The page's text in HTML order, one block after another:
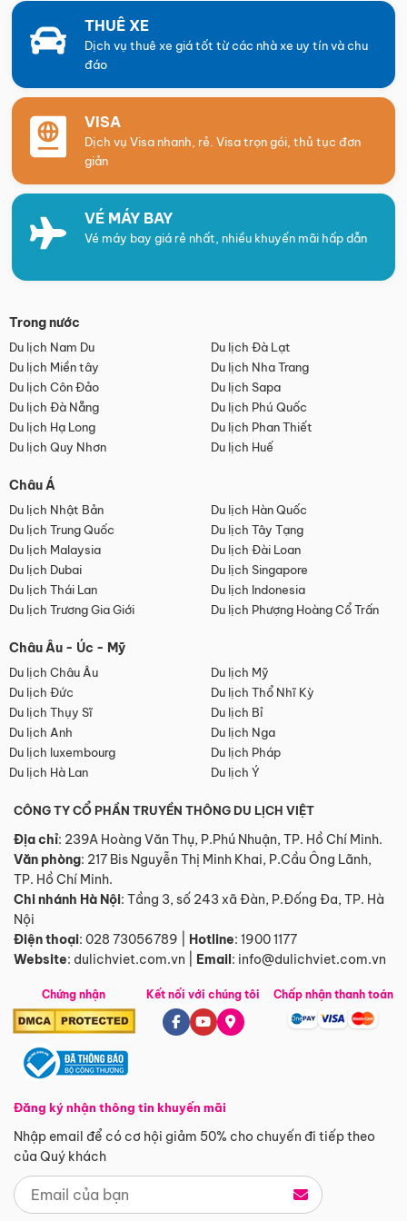
THUÊ XE
Dịch vụ thuê xe giá tốt từ các nhà xe uy tín và chu
đáo
VISA
Dịch vụ Visa nhanh, rẻ. Visa trọn gói, thủ tục đơn
giản
VÉ MÁY BAY
Vé máy bay giá rẻ nhất, nhiều khuyến mãi hấp dẫn
Trong nước
Du lịch Nam Du
Du lịch Đà Lạt
Du lịch Miền tây
Du lịch Nha Trang
Du lịch Côn Đảo
Du lịch Sapa
Du lịch Đà Nẵng
Du lịch Phú Quốc
Du lịch Hạ Long
Du lịch Phan Thiết
Du lịch Quy Nhơn
Du lịch Huế
Châu Á
Du lịch Nhật Bản
Du lịch Hàn Quốc
Du lịch Trung Quốc
Du lịch Tây Tạng
Du lịch Malaysia
Du lịch Đài Loan
Du lịch Dubai
Du lịch Singapore
Du lịch Thái Lan
Du lịch Indonesia
Du lịch Trương Gia Giới
Du lịch Phượng Hoàng Cổ Trấn
Châu Âu - Úc - Mỹ
Du lịch Châu Âu
Du lịch Mỹ
Du lịch Đức
Du lịch Thổ Nhĩ Kỳ
Du lịch Thụy Sĩ
Du lịch Bỉ
Du lịch Anh
Du lịch Nga
Du lịch luxembourg
Du lịch Pháp
Du lịch Hà Lan
Du lịch Ý
CÔNG TY CỔ PHẦN TRUYỀN THÔNG DU LỊCH VIỆT
Địa chỉ: 239A Hoàng Văn Thụ, P.Phú Nhuận, TP. Hồ Chí Minh.
Văn phòng: 217 Bis Nguyễn Thị Minh Khai, P.Cầu Ông Lãnh,
TP. Hồ Chí Minh.
Chi nhánh Hà Nội: Tầng 3, số 243 xã Đàn, P.Đống Đa, TP. Hà
Nội
Điện thoại: 028 73056789 Hotline: 1900 1177
Website: dulichviet.com.vn Email: info@dulichviet.com.vn
Chứng nhận
Đăng ký nhận thông tin khuyến mãi
Nhập email để có cơ hội giảm 50% cho chuyến đi tiếp theo
của Quý khách
Kết nối với chúng tôi Chấp nhận thanh toán